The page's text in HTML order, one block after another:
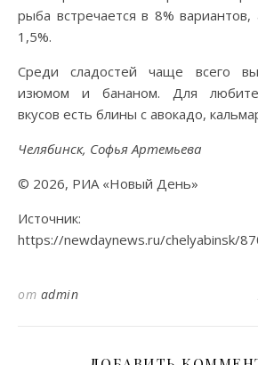
рыба встречается в 8% вариантов,
1,5%.
Среди сладостей чаще всего
изюмом и бананом. Для
вкусов есть блины с авокадо,
Челябинск, Софья Артемьева
© 2026, РИА «Новый День»
Источник:
https://newdaynews.ru/chelyabinsk/
от admin